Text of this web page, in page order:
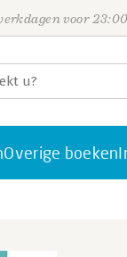
voor
Overige boeken